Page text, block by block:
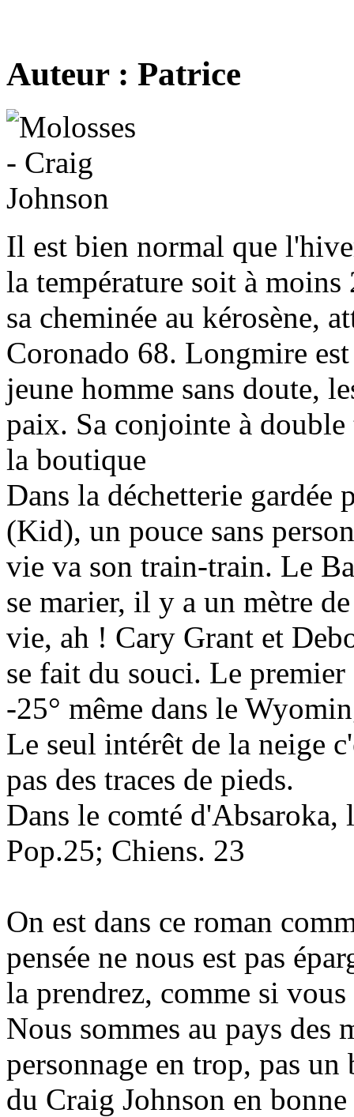
Auteur : Patrice
Il est bien normal que
la température soit à moins
sa cheminée au kérosène,
Coronado 68. Longmire
jeune homme sans doute,
paix. Sa conjointe à
la boutique
Dans la déchetterie gardée
(Kid), un pouce sans
vie va son train-train. Le
se marier, il y a un mètre
vie, ah ! Cary Grant et
se fait du souci. Le
-25° même dans le
Le seul intérêt de la neige
pas des traces de pieds.
Dans le comté
Pop.25; Chiens. 23
On est dans ce roman
pensée ne nous est pas
la prendrez, comme si
Nous sommes au pays des
personnage en trop, pas
du Craig Johnson en